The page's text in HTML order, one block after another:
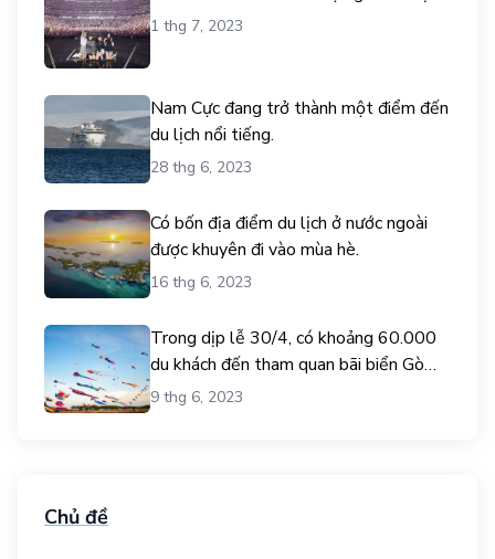
1 thg 7, 2023
Nam Cực đang trở thành một điểm đến
du lịch nổi tiếng.
28 thg 6, 2023
Có bốn địa điểm du lịch ở nước ngoài
được khuyên đi vào mùa hè.
16 thg 6, 2023
Trong dịp lễ 30/4, có khoảng 60.000
du khách đến tham quan bãi biển Gò
Công.
9 thg 6, 2023
Chủ đề